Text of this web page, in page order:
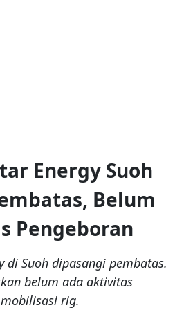
Energy Suoh
Belum
Pengeboran
di Suoh dipasangi pembatas.
belum ada aktivitas
rig.